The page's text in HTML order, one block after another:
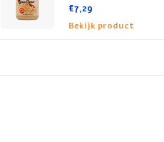
€7,29
Bekijk product